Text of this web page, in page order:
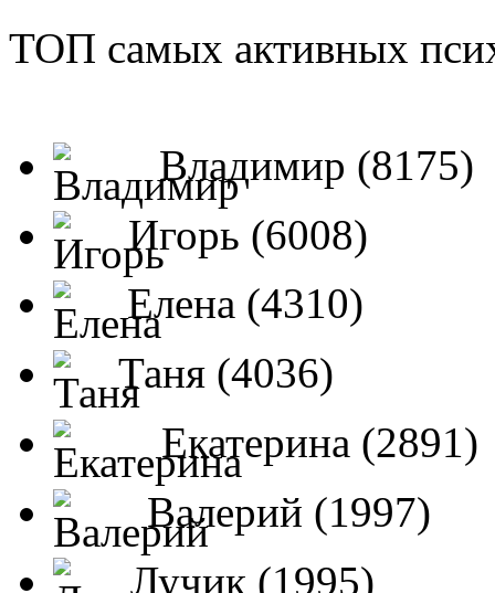
ТОП самых активных
Владимир (8175)
Игорь (6008)
Елена (4310)
Таня (4036)
Екатерина (2891)
Валерий (1997)
Лучик (1995)